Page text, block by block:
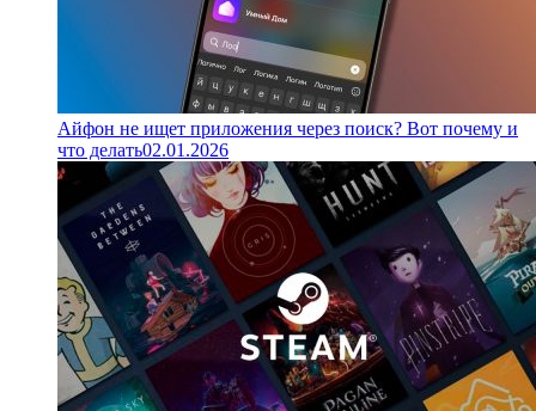
Айфон не ищет приложения через поиск? Вот почему и
что делать02.01.2026